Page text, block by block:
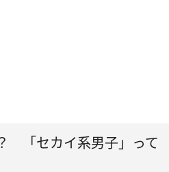
「セカイ系男子」って